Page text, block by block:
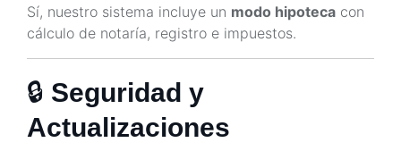
Sí, nuestro sistema incluye un modo hipoteca con
cálculo de notaría, registro e impuestos.
🔒 Seguridad y
Actualizaciones